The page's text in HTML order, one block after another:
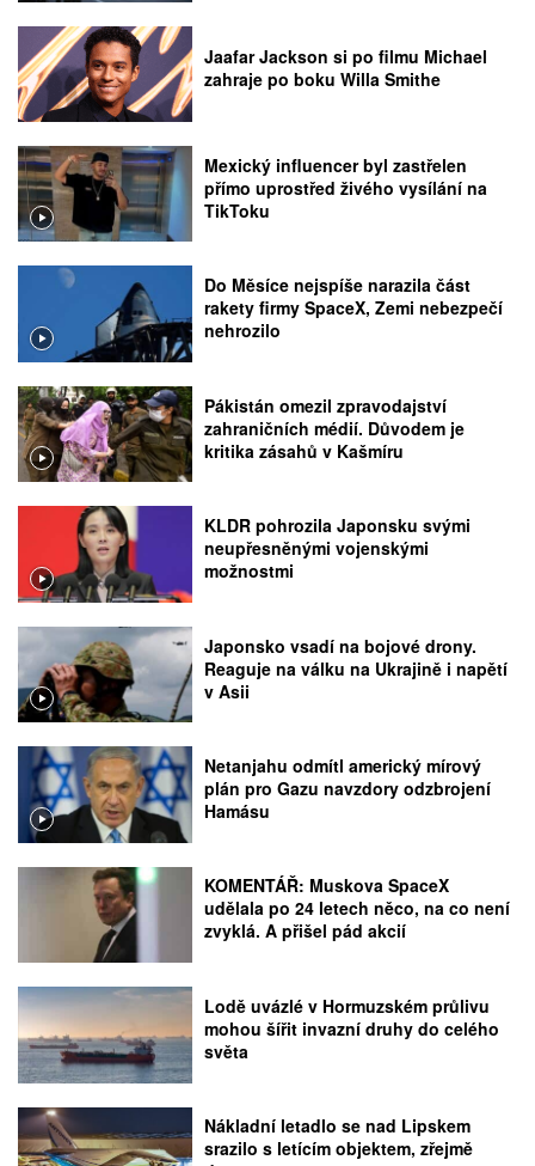
Jaafar Jackson si po filmu Michael
zahraje po boku Willa Smithe
Mexický influencer byl zastřelen
přímo uprostřed živého vysílání na
TikToku
Do Měsíce nejspíše narazila část
rakety firmy SpaceX, Zemi nebezpečí
nehrozilo
Pákistán omezil zpravodajství
zahraničních médií. Důvodem je
kritika zásahů v Kašmíru
KLDR pohrozila Japonsku svými
neupřesněnými vojenskými
možnostmi
Japonsko vsadí na bojové drony.
Reaguje na válku na Ukrajině i napětí
v Asii
Netanjahu odmítl americký mírový
plán pro Gazu navzdory odzbrojení
Hamásu
KOMENTÁŘ: Muskova SpaceX
udělala po 24 letech něco, na co není
zvyklá. A přišel pád akcií
Lodě uvázlé v Hormuzském průlivu
mohou šířit invazní druhy do celého
světa
Nákladní letadlo se nad Lipskem
srazilo s letícím objektem, zřejmě